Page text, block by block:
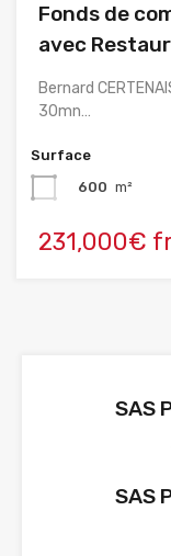
Fonds de
avec
Bernard
30mn…
Surface
600 m²
231,000€
SAS
SAS